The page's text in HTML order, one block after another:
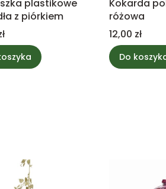
plastikowe
z piórkiem
Kokarda
różowa
Cena
12,00 zł
Do